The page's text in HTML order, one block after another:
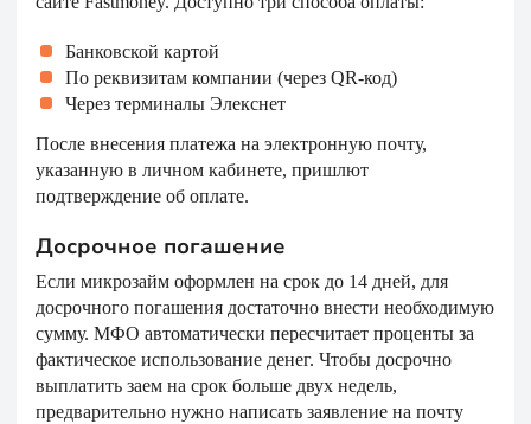
Банковской картой
По реквизитам компании (через QR-код)
Через терминалы Элекснет
После внесения платежа на электронную почту,
указанную в личном кабинете, пришлют
подтверждение об оплате.
Досрочное погашение
Если микрозайм оформлен на срок до 14 дней, для
досрочного погашения достаточно внести необходимую
сумму. МФО автоматически пересчитает проценты за
фактическое использование денег. Чтобы досрочно
выплатить заем на срок больше двух недель,
предварительно нужно написать заявление на почту